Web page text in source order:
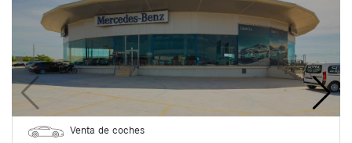
Venta de coches